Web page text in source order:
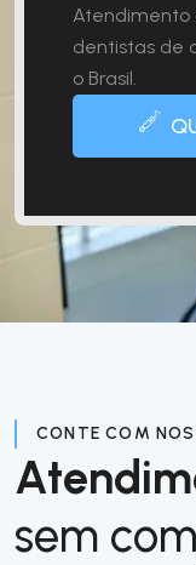
Atendimento
dentistas de
o Brasil.
CONTE COM
sem